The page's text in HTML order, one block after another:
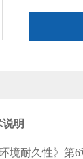
明
境耐久性》